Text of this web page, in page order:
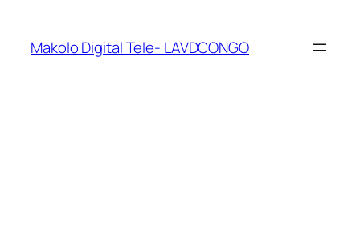
Makolo Digital Tele- LAVDCONGO